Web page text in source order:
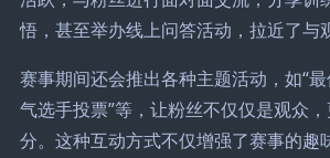
悟，甚至举办线上问答活动，拉近了与
赛事期间还会推出各种主题活动，如“最
气选手投票”等，让粉丝不仅仅是观众
分。这种互动方式不仅增强了赛事的趣